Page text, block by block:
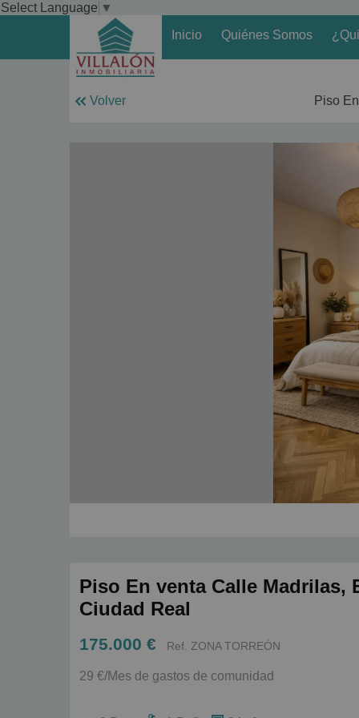
Select Language ▼
Inicio
Quiénes Somos
Volver Piso
Piso En venta Calle Madrilas,
Ciudad Real
175.000 € Ref. ZONA TORREÓN
29 €/Mes de gastos de comunidad